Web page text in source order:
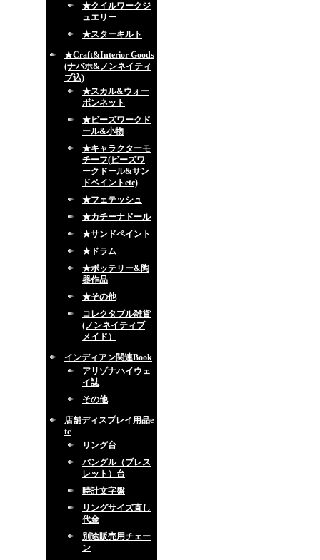
★クイルワークジ
ュエリー
★スターキルト
★Craft&Interior Goods
(ナバホ&ノンネイティ
ブ込)
★スカル&ウォー
ボンネット
★ビーズワークド
ール&小物
★キャラクターモ
チーフ(ビーズワ
ークドール&サン
ドペイントetc)
★フェテッシュ
★カチーナドール
★サンドペイント
★ドラム
★ポッテリー&陶
器作品
★その他
コレクタブル雑貨
(ノンネイティブ
メイド）
インディアン関連Book
アリゾナハイウェ
イ誌
その他
店舗ディスプレイ用品e
tc
リング台
バングル（ブレス
レット）台
時計文字盤
リングサイズ直し
代金
別途販売用チェー
ン